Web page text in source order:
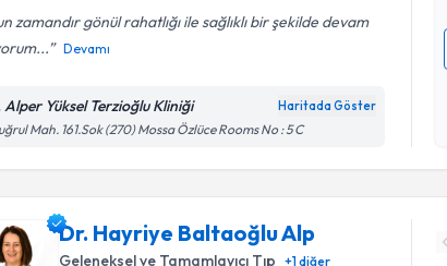
zamandır gönül rahatlığı ile sağlıklı bir şekilde devam
Devamı
Alper Yüksel Terzioğlu Kliniği Haritada Göster
Mah. 161.Sok (270) Mossa Özlüce Rooms No : 5 C
Dr. Hayriye Baltaoğlu Alp
Geleneksel ve Tamamlayıcı Tıp +1diğer